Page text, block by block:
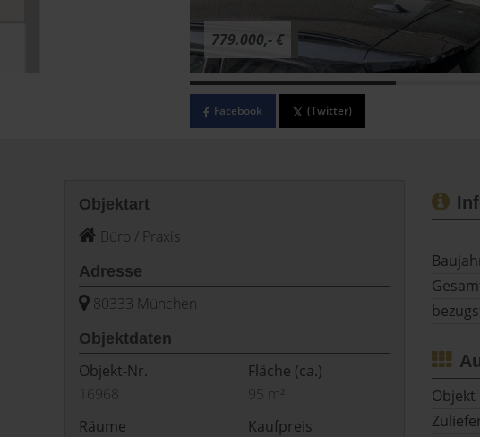
779.000,- €
Facebook (Twitter)
Objektart
Büro / Praxis
Adresse
80333 München
Objektdaten
Objekt-Nr.
16968
Fläche (ca.)
95 m²
Räume
Kaufpreis